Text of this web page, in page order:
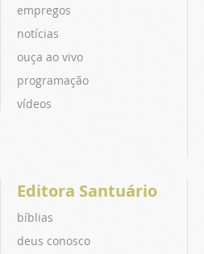
empregos
notícias
ouça ao vivo
programação
vídeos
Editora Santuário
bíblias
deus conosco